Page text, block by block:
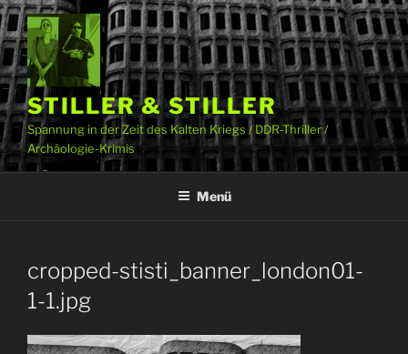
Zum
Inhalt
springen
STILLER & STILLER
Spannung in der Zeit des Kalten Kriegs / DDR-Thriller /
Archäologie-Krimis
Menü
cropped-stisti_banner_london01-
1-1.jpg